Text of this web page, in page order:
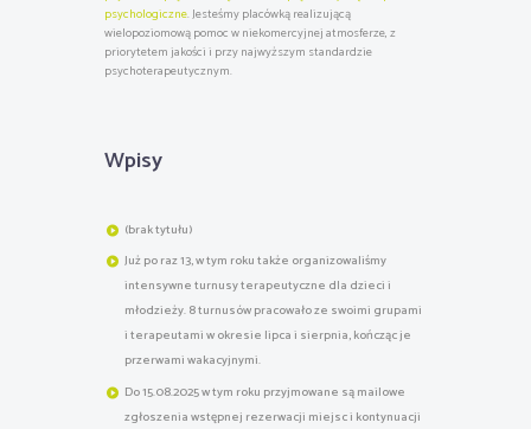
psychologiczne. Jesteśmy placówką realizującą
wielopoziomową pomoc w niekomercyjnej atmosferze, z
priorytetem jakości i przy najwyższym standardzie
psychoterapeutycznym.
Wpisy
(brak tytułu)
Już po raz 13, w tym roku także organizowaliśmy
intensywne turnusy terapeutyczne dla dzieci i
młodzieży. 8 turnusów pracowało ze swoimi grupami
i terapeutami w okresie lipca i sierpnia, kończąc je
przerwami wakacyjnymi.
Do 15.08.2025 w tym roku przyjmowane są mailowe
zgłoszenia wstępnej rezerwacji miejsc i kontynuacji